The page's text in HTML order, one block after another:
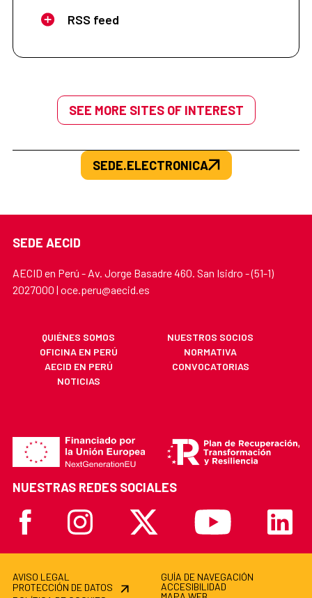
RSS feed
SEE MORE SITES OF INTEREST
SEDE.ELECTRONICA
SEDE AECID
AECID en Perú - Av. Jorge Basadre 460. San Isidro - (51-1)
2027000 | oce.peru@aecid.es
QUIÉNES SOMOS
NUESTROS SOCIOS
OFICINA EN PERÚ
NORMATIVA
AECID EN PERÚ
CONVOCATORIAS
NOTICIAS
NUESTRAS REDES SOCIALES
FacebookInstagram X Youtube Linkedin
AVISO LEGAL
PROTECCIÓN DE DATOS
GUÍA DE NAVEGACIÓN
ACCESIBILIDAD